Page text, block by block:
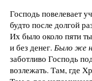
Господь повелевает
будто после долгой
Их было около пяти
и без денег. Было же
заботливо Господь
возлежать. Там, где